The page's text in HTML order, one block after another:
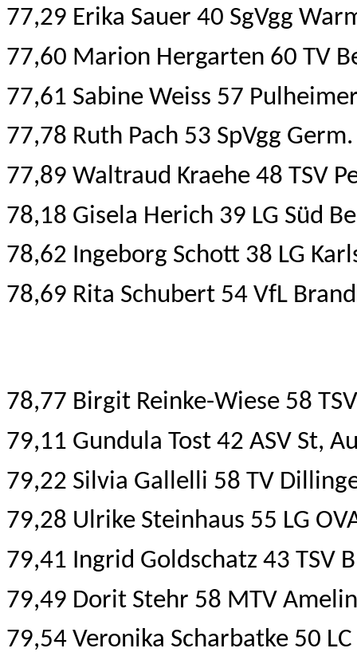
77,29 Erika Sauer 40 SgVgg
77,60 Marion Hergarten 60 TV
77,61 Sabine Weiss 57
77,78 Ruth Pach 53 SpVgg
77,89 Waltraud Kraehe 48 TSV
78,18 Gisela Herich 39 LG Süd
78,62 Ingeborg Schott 38 LG
78,69 Rita Schubert 54 VfL
78,77 Birgit Reinke-Wiese 58
79,11 Gundula Tost 42 ASV St,
79,22 Silvia Gallelli 58 TV
79,28 Ulrike Steinhaus 55 LG
79,41 Ingrid Goldschatz 43 TSV
79,49 Dorit Stehr 58 MTV
79,54 Veronika Scharbatke 50